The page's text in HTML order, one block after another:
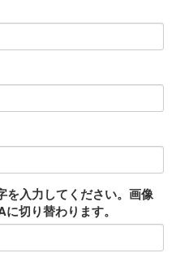
を入力してください。画像
切り替わります。